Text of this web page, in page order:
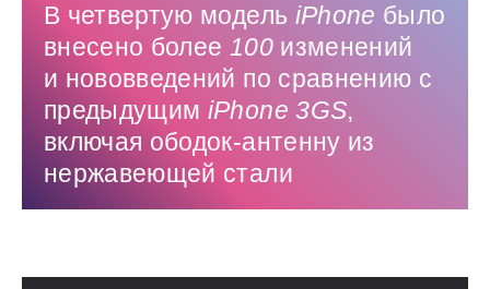
В четвертую модель iPhone было
внесено более 100 изменений
и нововведений по сравнению с
предыдущим iPhone 3GS,
включая ободок-антенну из
нержавеющей стали